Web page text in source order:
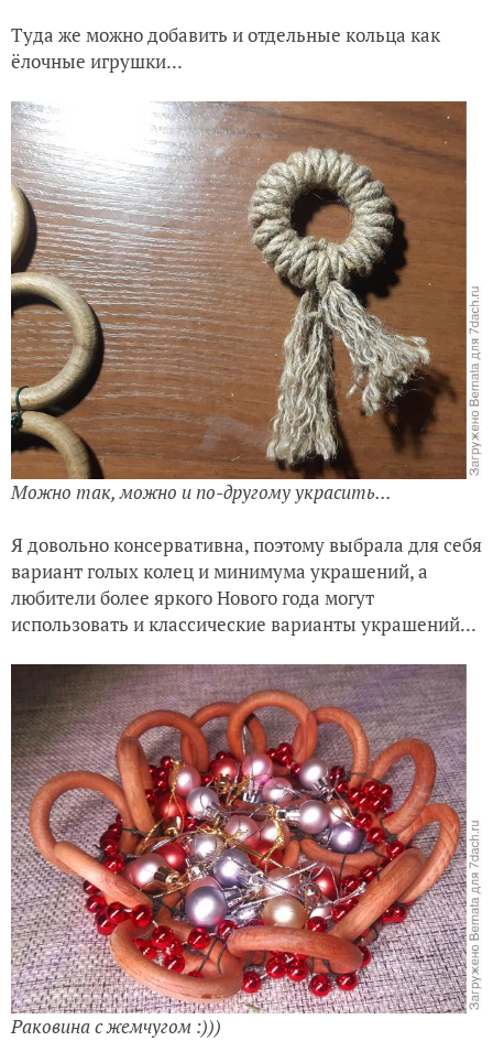
Туда же можно добавить и отдельные кольца как
ёлочные игрушки...
Можно так, можно и по-другому украсить...
Я довольно консервативна, поэтому выбрала для себя
вариант голых колец и минимума украшений, а
любители более яркого Нового года могут
использовать и классические варианты украшений...
Раковина с жемчугом :)))